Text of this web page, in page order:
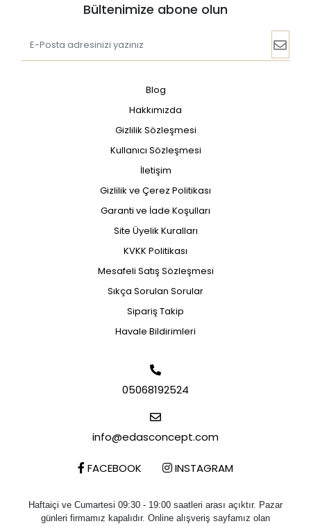
Bültenimize abone olun
Blog
Hakkımızda
Gizlilik Sözleşmesi
Kullanıcı Sözleşmesi
İletişim
Gizlilik ve Çerez Politikası
Garanti ve İade Koşulları
Site Üyelik Kuralları
KVKK Politikası
Mesafeli Satış Sözleşmesi
Sıkça Sorulan Sorular
Sipariş Takip
Havale Bildirimleri
05068192524
info@edasconcept.com
FACEBOOK INSTAGRAM
Haftaiçi ve Cumartesi 09:30 - 19:00 saatleri arası açıktır. Pazar
günleri firmamız kapalıdır. Online alışveriş sayfamız olan